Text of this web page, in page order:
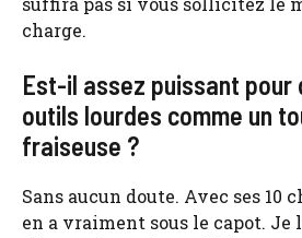
charge.
Est-il assez puissant pour
outils lourdes comme un
fraiseuse ?
Sans aucun doute. Avec ses 10
en a vraiment sous le capot. Je